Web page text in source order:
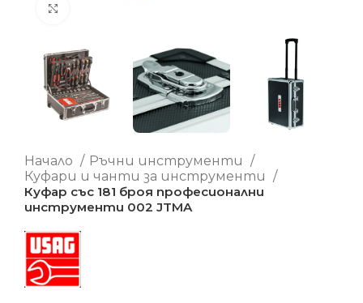
Начало
Ръчни инструменти
Куфари и чанти за инструменти
Куфар със 181 броя професионални
инструменти 002 JTMA